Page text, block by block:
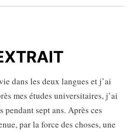
dans les deux langues et j’ai
mes études universitaires, j’ai
pendant sept ans. Après ces
par la force des choses, une